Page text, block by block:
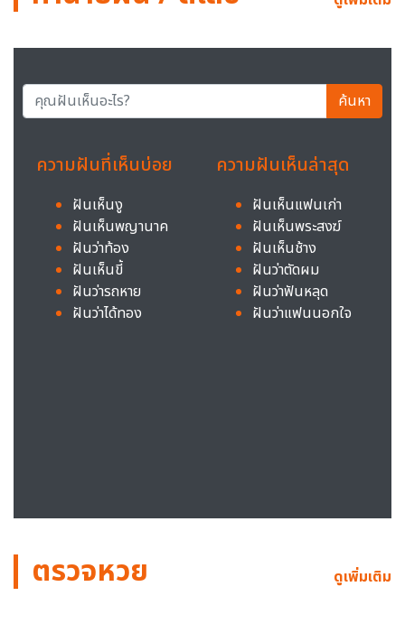
ค้นหา
ความฝันที่เห็นบ่อย
ฝันเห็นงู
ฝันเห็นพญานาค
ฝันว่าท้อง
ฝันเห็นขี้
ฝันว่ารถหาย
ฝันว่าได้ทอง
ความฝันเห็นล่าสุด
ฝันเห็นแฟนเก่า
ฝันเห็นพระสงฆ์
ฝันเห็นช้าง
ฝันว่าตัดผม
ฝันว่าฟันหลุด
ฝันว่าแฟนนอกใจ
ตรวจหวย ดูเพิ่มเติม